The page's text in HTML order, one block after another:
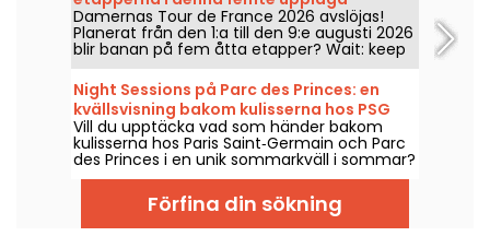
känna till om tävlingen och grenarna!
Damernas Tour de France 2026 avslöjas!
Planerat från den 1:a till den 9:e augusti 2026
blir banan på fem åtta etapper? Wait: keep
consistent: 9 etapper. Start i Schweiz och
mål i Nice. Ta reda på vad som väntar i år.
Night Sessions på Parc des Princes: en
kvällsvisning bakom kulisserna hos PSG
och en festlig guinguette med DJ-set
Vill du upptäcka vad som händer bakom
kulisserna hos Paris Saint‑Germain och Parc
des Princes i en unik sommarkväll i sommar?
Passa på att delta i natt-sessionerna för att
ta dig in i arenan när solen gått ner och
njuta av många festliga aktiviteter. Här är
programmet för sommaren 2026!
Förfina din sökning